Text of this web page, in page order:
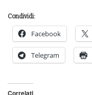
Condividi:
Facebook
Telegram
Correlati